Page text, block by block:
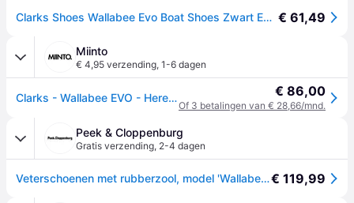
Clarks Shoes Wallabee Evo Boat Shoes Zwart EU 37 Vrouw € 61,49
Miinto
€ 4,95 verzending, 1-6 dagen
Clarks - Wallabee EVO - Heren - Schoenen - Zwart - Maat: 42 1/2 EU Leer € 86,00
Of 3 betalingen van € 28,66/mnd.
Peek & Cloppenburg
Gratis verzending, 2-4 dagen
Veterschoenen met rubberzool, model 'Wallabee Evo' - Zwart - 41€ 119,99